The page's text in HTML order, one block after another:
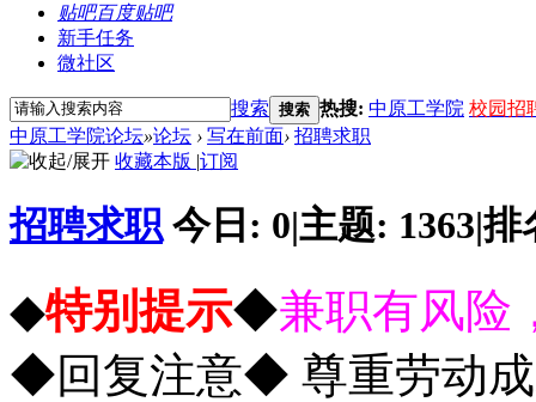
贴吧百度贴吧
新手任务
微社区
搜索 搜索 热搜: 中原工学院 校园招
中原工学院论坛»论坛 › 写在前面› 招聘求职
收藏本版 |订阅
招聘求职 今日: 0|主题: 1363|排
◆特别提示◆兼职有风险
◆回复注意◆ 尊重劳动成